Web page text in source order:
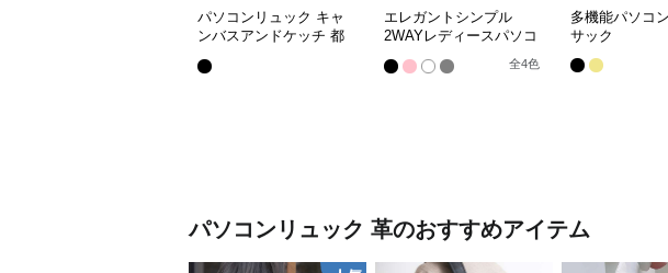
パソコンリュック キャ
ンバスアンドケッチ 都
エレガントシンプル
2WAYレディースパソコ
全4色
多機能パソコ
サック
パソコンリュック 革のおすすめアイテム